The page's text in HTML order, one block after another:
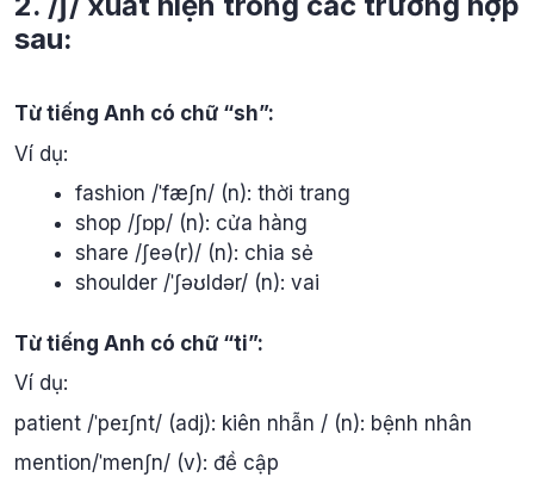
sau:
Từ tiếng Anh có chữ “sh”:
Ví dụ:
fashion /ˈfæʃn/ (n): thời trang
shop /ʃɒp/ (n): cửa hàng
share /ʃeə(r)/ (n): chia sẻ
shoulder /ˈʃəʊldər/ (n): vai
Từ tiếng Anh có chữ “ti”:
Ví dụ:
patient /ˈpeɪʃnt/ (adj): kiên nhẫn / (n): bệnh nhân
mention/ˈmenʃn/ (v): đề cập